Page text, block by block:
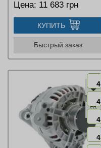
Цена: 11 683 грн
КУПИТЬ
Быстрый заказ
4
4
4
4